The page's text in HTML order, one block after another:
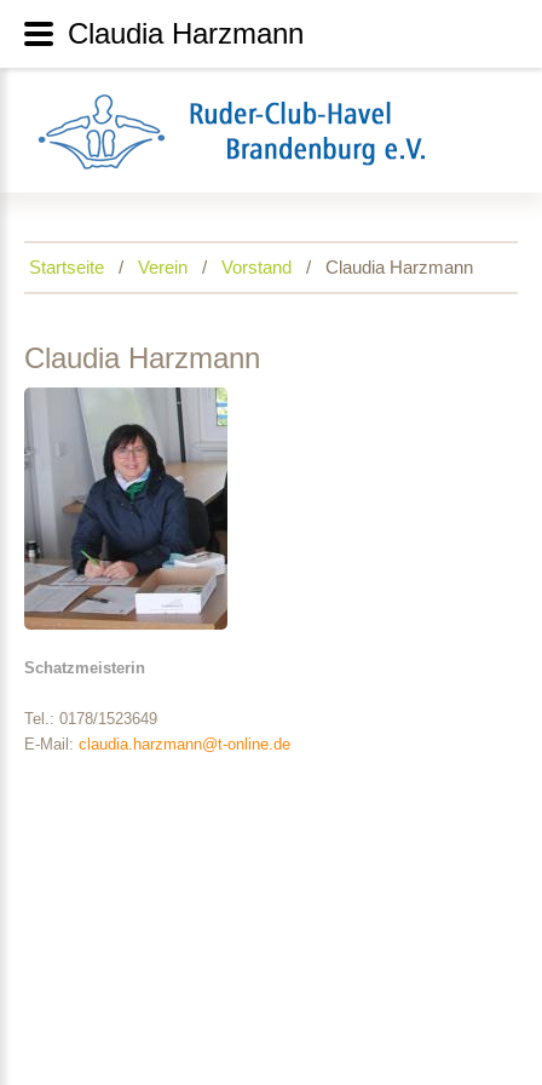
Startseite Verein Vorstand Claudia Harzmann
Claudia Harzmann
Schatzmeisterin
Tel.: 0178/1523649
E-Mail: claudia.harzmann@t-online.de
Claudia Harzmann